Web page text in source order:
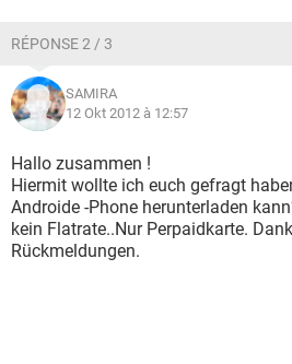
RÉPONSE 2 / 3
SAMIRA
12 Okt 2012 à 12:57
Hallo zusammen !
Hiermit wollte ich euch gefragt
Androide -Phone herunterladen
kein Flatrate..Nur Perpaidkarte.
Rückmeldungen.